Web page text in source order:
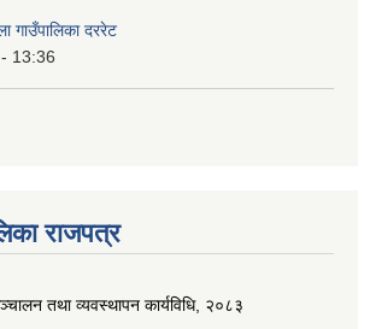
दररेट
13:36
राजपत्र
तथा व्यवस्थापन कार्यविधि, २०८३